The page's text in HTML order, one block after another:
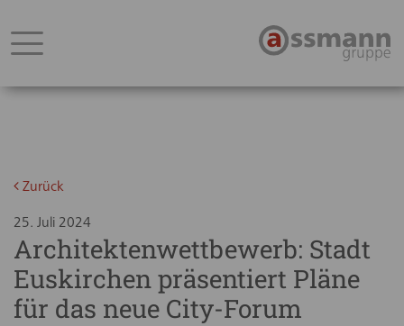
Zurück
25. Juli 2024
Architektenwettbewerb: Stadt
Euskirchen präsentiert Pläne
für das neue City-Forum